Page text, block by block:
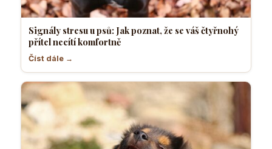
Signály stresu u psů: Jak poznat, že se váš čtyřnohý
přítel necítí komfortně
Číst dále →